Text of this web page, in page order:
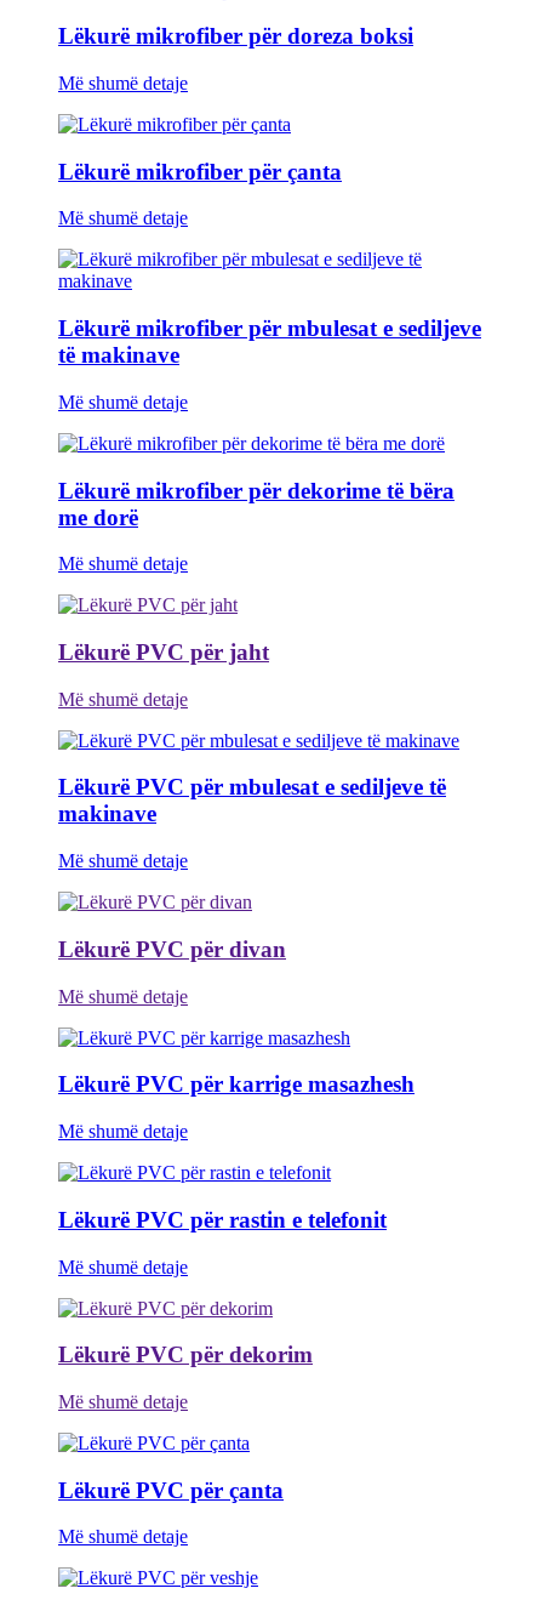
Lëkurë mikrofiber për doreza boksi
Më shumë detaje
Lëkurë mikrofiber për çanta
Më shumë detaje
Lëkurë mikrofiber për mbulesat e sediljeve
të makinave
Më shumë detaje
Lëkurë mikrofiber për dekorime të bëra
me dorë
Më shumë detaje
Lëkurë PVC për jaht
Më shumë detaje
Lëkurë PVC për mbulesat e sediljeve të
makinave
Më shumë detaje
Lëkurë PVC për divan
Më shumë detaje
Lëkurë PVC për karrige masazhesh
Më shumë detaje
Lëkurë PVC për rastin e telefonit
Më shumë detaje
Lëkurë PVC për dekorim
Më shumë detaje
Lëkurë PVC për çanta
Më shumë detaje